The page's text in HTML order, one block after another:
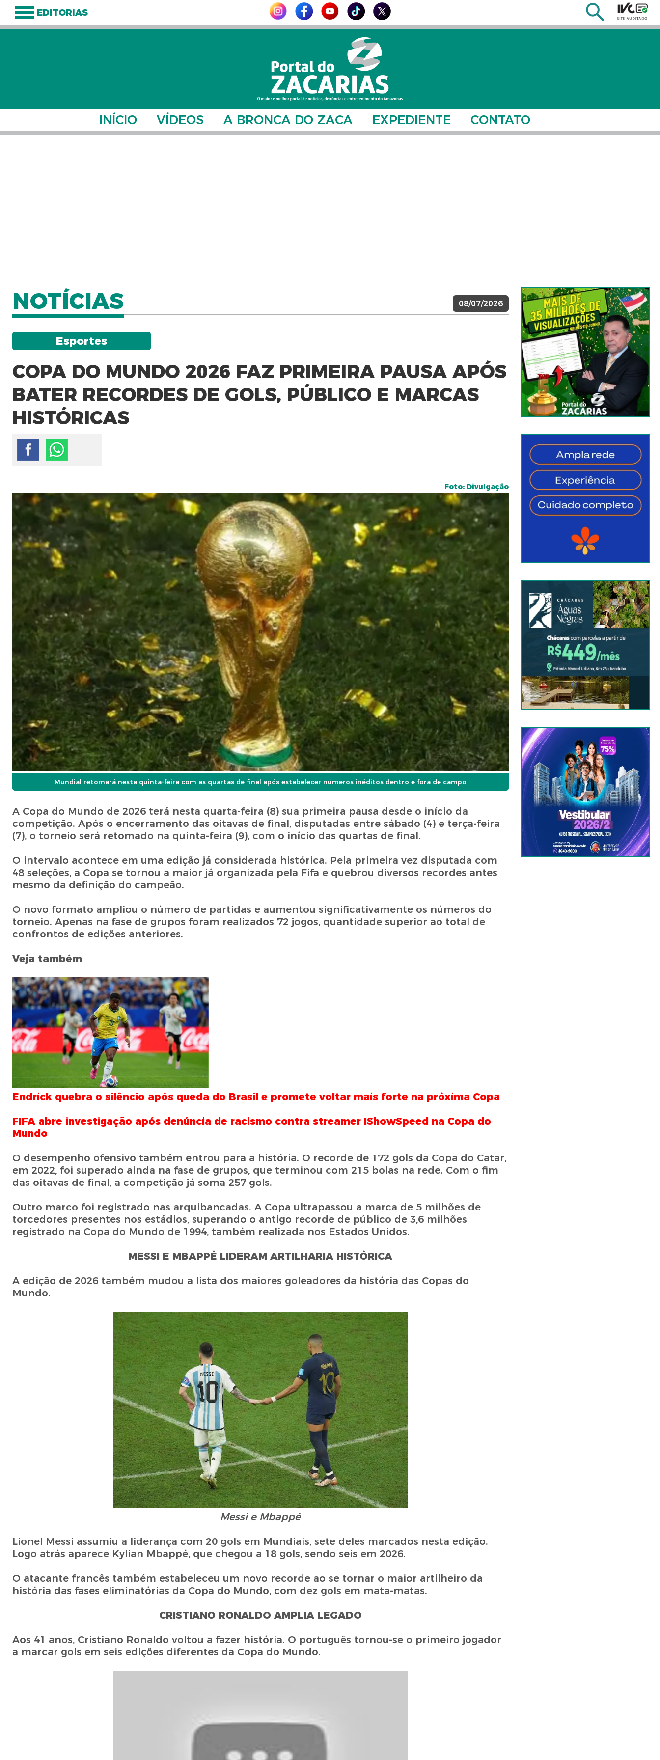
EDITORIAS
INÍCIO VÍDEOS A BRONCA DO ZACA EXPEDIENTE CONTATO
NOTÍCIAS 08/07/2026
Esportes
COPA DO MUNDO 2026 FAZ PRIMEIRA PAUSA APÓS
BATER RECORDES DE GOLS, PÚBLICO E MARCAS
HISTÓRICAS
Foto: Divulgação
Mundial retomará nesta quinta-feira com as quartas de final após estabelecer números inéditos dentro e fora de campo
A Copa do Mundo de 2026 terá nesta quarta-feira (8) sua primeira pausa desde o início da
competição. Após o encerramento das oitavas de final, disputadas entre sábado (4) e terça-feira
(7), o torneio será retomado na quinta-feira (9), com o início das quartas de final.
O intervalo acontece em uma edição já considerada histórica. Pela primeira vez disputada com
48 seleções, a Copa se tornou a maior já organizada pela Fifa e quebrou diversos recordes antes
mesmo da definição do campeão.
O novo formato ampliou o número de partidas e aumentou significativamente os números do
torneio. Apenas na fase de grupos foram realizados 72 jogos, quantidade superior ao total de
confrontos de edições anteriores.
Veja também
Endrick quebra o silêncio após queda do Brasil e promete voltar mais forte na próxima Copa
FIFA abre investigação após denúncia de racismo contra streamer IShowSpeed na Copa do
Mundo
O desempenho ofensivo também entrou para a história. O recorde de 172 gols da Copa do Catar,
em 2022, foi superado ainda na fase de grupos, que terminou com 215 bolas na rede. Com o fim
das oitavas de final, a competição já soma 257 gols.
Outro marco foi registrado nas arquibancadas. A Copa ultrapassou a marca de 5 milhões de
torcedores presentes nos estádios, superando o antigo recorde de público de 3,6 milhões
registrado na Copa do Mundo de 1994, também realizada nos Estados Unidos.
MESSI E MBAPPÉ LIDERAM ARTILHARIA HISTÓRICA
A edição de 2026 também mudou a lista dos maiores goleadores da história das Copas do
Mundo.
Messi e Mbappé
Lionel Messi assumiu a liderança com 20 gols em Mundiais, sete deles marcados nesta edição.
Logo atrás aparece Kylian Mbappé, que chegou a 18 gols, sendo seis em 2026.
O atacante francês também estabeleceu um novo recorde ao se tornar o maior artilheiro da
história das fases eliminatórias da Copa do Mundo, com dez gols em mata-matas.
CRISTIANO RONALDO AMPLIA LEGADO
Aos 41 anos, Cristiano Ronaldo voltou a fazer história. O português tornou-se o primeiro jogador
a marcar gols em seis edições diferentes da Copa do Mundo.